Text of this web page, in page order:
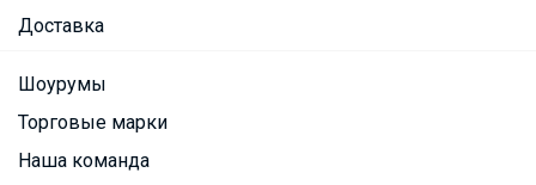
Доставка
Шоурумы
Торговые марки
Наша команда